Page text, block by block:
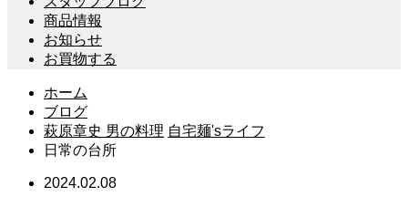
商品情報
お知らせ
お買物する
ホーム
ブログ
萩原章史 男の料理 自宅麺'sライフ
日常の台所
2024.02.08